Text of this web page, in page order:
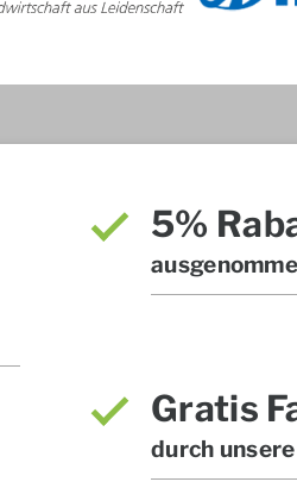
5%
Gratis
durch